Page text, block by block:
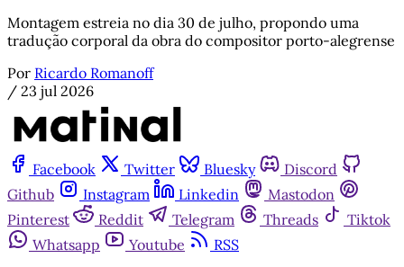
Montagem estreia no dia 30 de julho, propondo uma
tradução corporal da obra do compositor porto-alegrense
Por Ricardo Romanoff
/ 23 jul 2026
Facebook Twitter Bluesky
Discord
Github
Instagram Linkedin
Mastodon
Pinterest
Reddit Telegram Threads
Tiktok
Whatsapp
Youtube
RSS